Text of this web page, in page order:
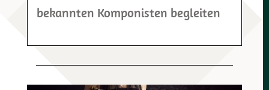
bekannten Komponisten begleiten